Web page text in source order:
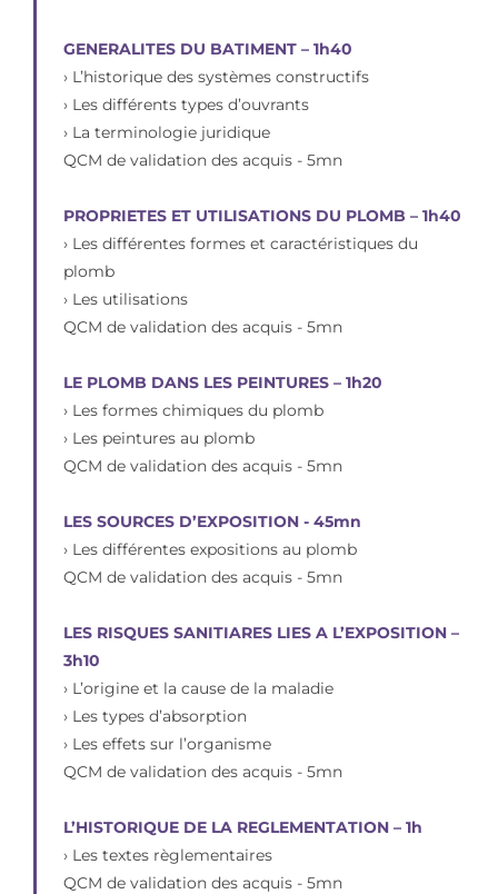
GENERALITES DU BATIMENT – 1h40
› L’historique des systèmes constructifs
› Les différents types d’ouvrants
› La terminologie juridique
QCM de validation des acquis - 5mn
PROPRIETES ET UTILISATIONS DU PLOMB – 1h40
› Les différentes formes et caractéristiques du
plomb
› Les utilisations
QCM de validation des acquis - 5mn
LE PLOMB DANS LES PEINTURES – 1h20
› Les formes chimiques du plomb
› Les peintures au plomb
QCM de validation des acquis - 5mn
LES SOURCES D’EXPOSITION - 45mn
› Les différentes expositions au plomb
QCM de validation des acquis - 5mn
LES RISQUES SANITIARES LIES A L’EXPOSITION –
3h10
› L’origine et la cause de la maladie
› Les types d’absorption
› Les effets sur l’organisme
QCM de validation des acquis - 5mn
L’HISTORIQUE DE LA REGLEMENTATION – 1h
› Les textes règlementaires
QCM de validation des acquis - 5mn